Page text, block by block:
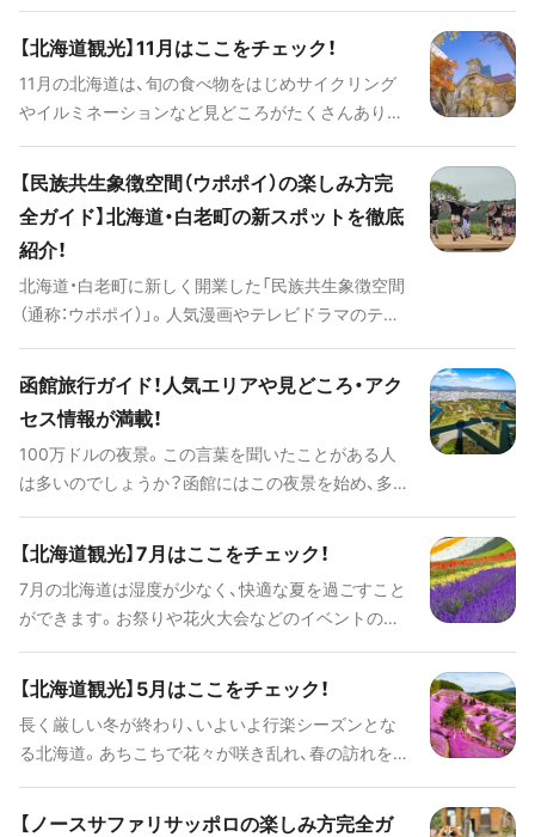
かけの参考にしてくださいね！
【北海道観光】11月はここをチェック！
11月の北海道は、旬の食べ物をはじめサイクリング
やイルミネーションなど見どころがたくさんありま
参考にしてくださいね！
【民族共生象徴空間（ウポポイ）の楽しみ方完
全ガイド】北海道・白老町の新スポットを徹底
紹介！
北海道・白老町に新しく開業した「民族共生象徴空間
（通称：ウポポイ）」。人気漫画やテレビドラマのテー
伝統や文化を知り、未来に継承していくことを目的
とした施設です。札幌駅から車で1時間ほど。電車で
もアクセス可能で、北海道の先住民族である「アイ
ヌ」のことを体験しながら学べる施設です。
函館旅行ガイド！人気エリアや見どころ・アク
セス情報が満載！
100万ドルの夜景。この言葉を聞いたことがある人
は多いのでしょうか？函館にはこの夜景を始め、多く
ち早く取り入れ、現在でも西欧の建物が多く存在し
ている函館は、日本でありながらも異国情緒が漂い
ます。 今回は、そんな函館の魅力はもちろん、ご当地
グルメやアクセス情報まで徹底解説します！
【北海道観光】7月はここをチェック！
7月の北海道は湿度が少なく、快適な夏を過ごすこと
ができます。お祭りや花火大会などのイベントの他
す。ぜひ参考にしてみてください！
【北海道観光】5月はここをチェック！
長く厳しい冬が終わり、いよいよ行楽シーズンとな
る北海道。あちこちで花々が咲き乱れ、春の訪れを実
ぜひプランの参考にしてみてください。
【ノースサファリサッポロの楽しみ方完全ガ